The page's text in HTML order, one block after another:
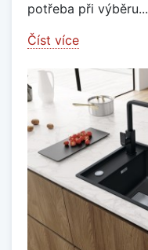
potřeba při výběru...
Číst více